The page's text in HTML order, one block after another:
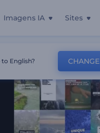
Imagens IA Sites
English? CHANGE